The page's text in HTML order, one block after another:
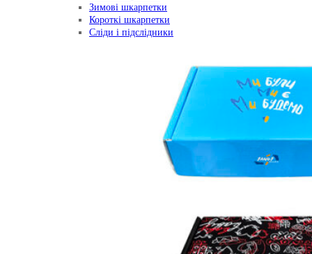
Зимові шкарпетки
Короткі шкарпетки
Сліди і підслідники